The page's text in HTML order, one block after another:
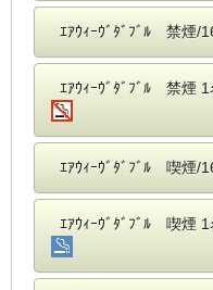
ｴｱｳｨｰｳﾞﾀﾞﾌﾞﾙ 禁煙/
ｴｱｳｨｰｳﾞﾀﾞﾌﾞﾙ 禁煙
ｴｱｳｨｰｳﾞﾀﾞﾌﾞﾙ 喫煙/
ｴｱｳｨｰｳﾞﾀﾞﾌﾞﾙ 喫煙